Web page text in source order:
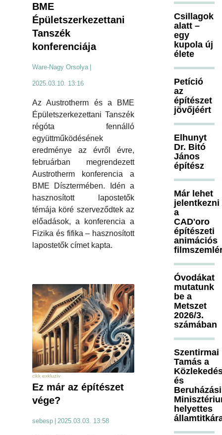
BME
Épületszerkezettani
Tanszék
konferenciája
Ware-Nagy Orsolya
2025.03.10. 13:16
Az Austrotherm és a BME
Épületszerkezettani Tanszék
régóta fennálló
együttműködésének
eredménye az évről évre,
februárban megrendezett
Austrotherm konferencia a
BME Dísztermében. Idén a
hasznosított lapostetők
témája köré szerveződtek az
előadások, a konferencia a
Fizika és fifika – hasznosított
lapostetők címet kapta.
cikk exkluzív
Ez már az építészet
vége?
sebesp 2025.03.03. 13:58
Csillagok
alatt –
egy
kupola új
élete
Petíció
az
építészet
jövőjéért
Elhunyt
Dr. Bitó
János
építész
Már lehet
jelentkezni
a
CAD'oro
építészeti
animációs
Óvodákat
mutatunk
be a
Metszet
2026/3.
számában
Szentirmai
Tamás a
és
Beruházási
helyettes